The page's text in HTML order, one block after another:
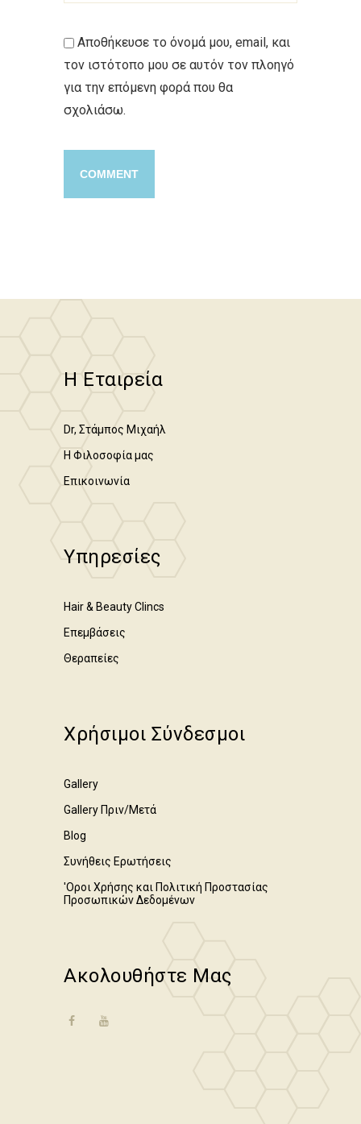
Αποθήκευσε το όνομά μου, email, και
τον ιστότοπο μου σε αυτόν τον πλοηγό
για την επόμενη φορά που θα
σχολιάσω.
Η Εταιρεία
Dr, Στάμπος Μιχαήλ
Η Φιλοσοφία μας
Επικοινωνία
Υπηρεσίες
Hair & Beauty Clincs
Επεμβάσεις
Θεραπείες
Χρήσιμοι Σύνδεσμοι
Gallery
Gallery Πριν/Μετά
Blog
Συνήθεις Ερωτήσεις
'Οροι Χρήσης και Πολιτική Προστασίας
Προσωπικών Δεδομένων
Ακολουθήστε Μας